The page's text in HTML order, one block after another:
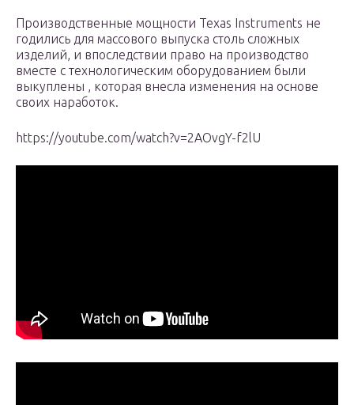
Производственные мощности Texas Instruments не
годились для массового выпуска столь сложных
изделий, и впоследствии право на производство
вместе с технологическим оборудованием были
выкуплены , которая внесла изменения на основе
своих наработок.
https://youtube.com/watch?v=2AOvgY-f2lU